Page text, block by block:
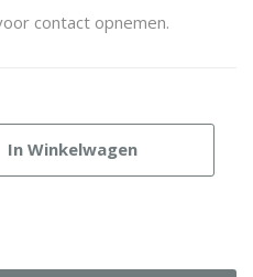
contact opnemen.
In Winkelwagen